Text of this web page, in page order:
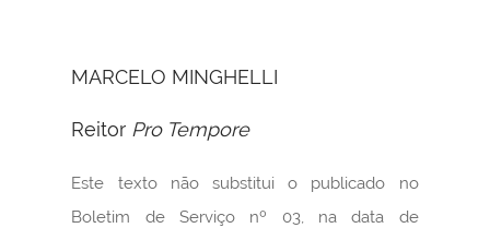
MARCELO MINGHELLI
Reitor Pro Tempore
Este texto não substitui o publicado no
Boletim de Serviço nº 03, na data de